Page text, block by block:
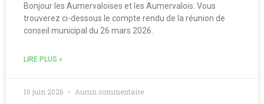
Bonjour les Aumervaloises et les Aumervalois. Vous
trouverez ci-dessous le compte rendu de la réunion de
conseil municipal du 26 mars 2026.
LIRE PLUS »
10 juin 2026 Aucun commentaire